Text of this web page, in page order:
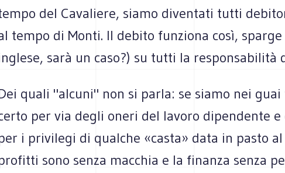
del Cavaliere, siamo diventati tutti
tempo di Monti. Il debito funziona così,
sarà un caso?) su tutti la responsabilità
quali "alcuni" non si parla: se siamo nei
per via degli oneri del lavoro dipendente
i privilegi di qualche «casta» data in pasto
sono senza macchia e la finanza senza